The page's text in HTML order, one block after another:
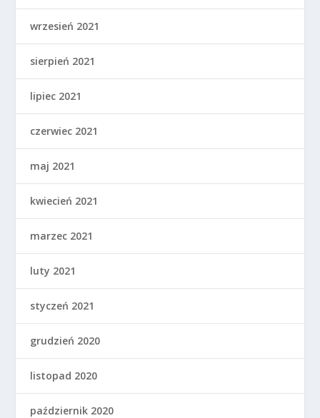
wrzesień 2021
sierpień 2021
lipiec 2021
czerwiec 2021
maj 2021
kwiecień 2021
marzec 2021
luty 2021
styczeń 2021
grudzień 2020
listopad 2020
październik 2020